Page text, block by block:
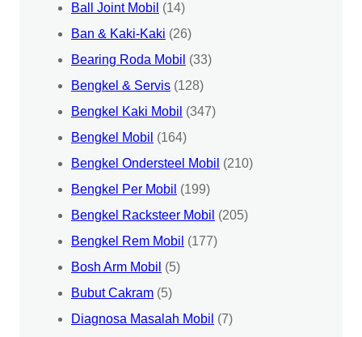
Ball Joint Mobil (14)
Ban & Kaki-Kaki (26)
Bearing Roda Mobil (33)
Bengkel & Servis (128)
Bengkel Kaki Mobil (347)
Bengkel Mobil (164)
Bengkel Ondersteel Mobil (210)
Bengkel Per Mobil (199)
Bengkel Racksteer Mobil (205)
Bengkel Rem Mobil (177)
Bosh Arm Mobil (5)
Bubut Cakram (5)
Diagnosa Masalah Mobil (7)